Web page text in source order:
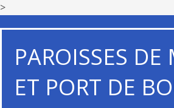
>
PAROISSES
ET PORT DE